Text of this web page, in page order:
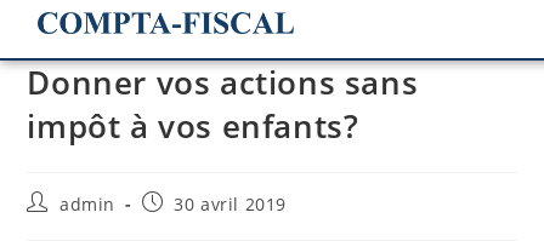
Donner vos actions sans
impôt à vos enfants?
admin 30 avril 2019